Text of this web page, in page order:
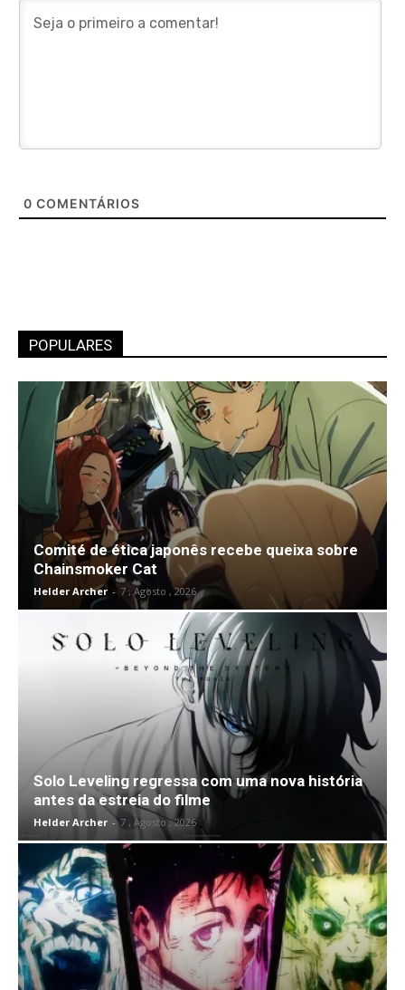
0 COMENTÁRIOS
POPULARES
Comité de ética japonês recebe queixa sobre
Chainsmoker Cat
Helder Archer - 7 , Agosto , 2026
Solo Leveling regressa com uma nova história
antes da estreia do filme
Helder Archer - 7 , Agosto , 2026